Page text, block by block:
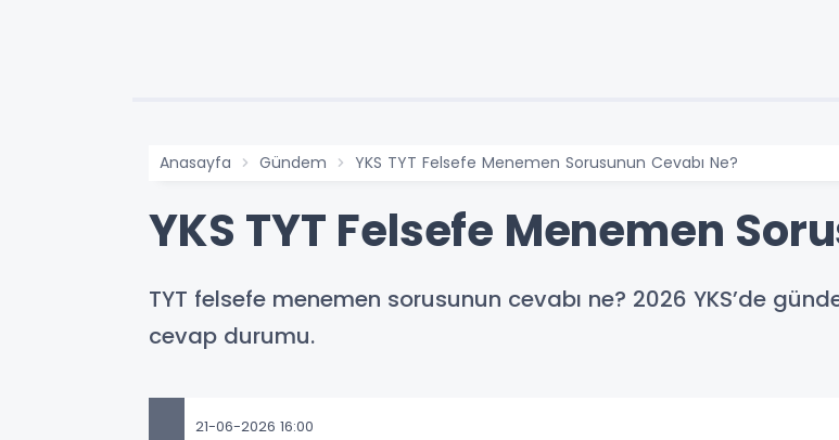
Anasayfa Gündem YKS TYT Felsefe Menemen Sorusunun Cevabı Ne?
YKS TYT Felsefe Menemen
TYT felsefe menemen sorusunun cevabı ne? 2026 YKS’de
cevap durumu.
21-06-2026 16:00